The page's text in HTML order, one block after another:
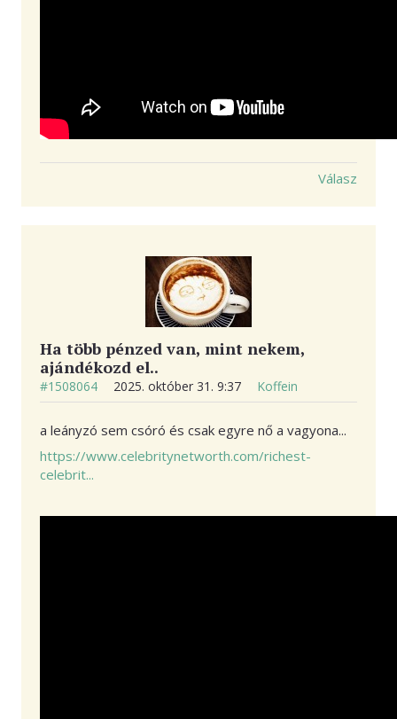
Válasz
Ha több pénzed van, mint nekem,
ajándékozd el..
#1508064 2025. október 31. 9:37 Koffein
a leányzó sem csóró és csak egyre nő a vagyona...
https://www.celebritynetworth.com/richest-
celebrit...